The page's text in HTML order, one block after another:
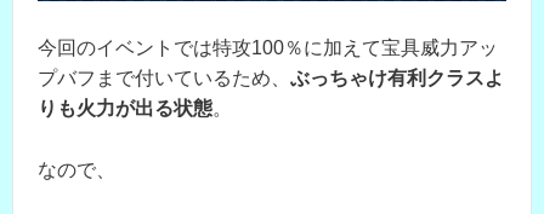
今回のイベントでは特攻100％に加えて宝具威力アッ
プバフまで付いているため、 ぶっちゃけ有利クラスよ
りも火力が出る状態。
なので、